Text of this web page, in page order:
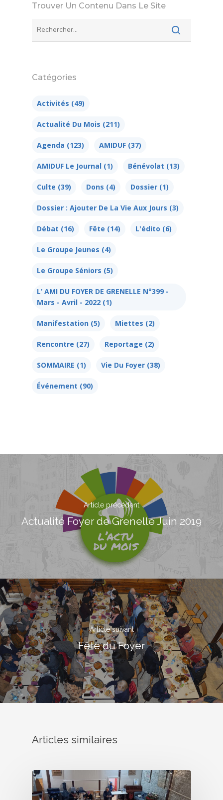
Trouver Un Contenu Dans Le Site
Catégories
Activités (49)
Actualité Du Mois (211)
Agenda (123) AMIDUF (37)
AMIDUF Le Journal (1) Bénévolat (13)
Culte (39) Dons (4) Dossier (1)
Dossier : Ajouter De La Vie Aux Jours (3)
Débat (16) Fête (14) L'édito (6)
Le Groupe Jeunes (4)
Le Groupe Séniors (5)
L’ AMI DU FOYER DE GRENELLE N°399 -
Mars - Avril - 2022 (1)
Manifestation (5) Miettes (2)
Rencontre (27) Reportage (2)
SOMMAIRE (1) Vie Du Foyer (38)
Événement (90)
Article précédent
Actualité Foyer de Grenelle Juin 2019
Article suivant
Fête du Foyer
Articles similaires
17 rue de l’Avre
Qui
Nous ?